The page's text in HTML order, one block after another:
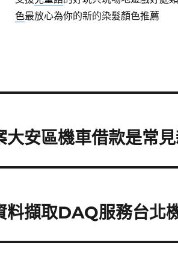
色最放心為你的新的染髮顏色推薦
大安區機車借款是常
料擷取DAQ服務台北